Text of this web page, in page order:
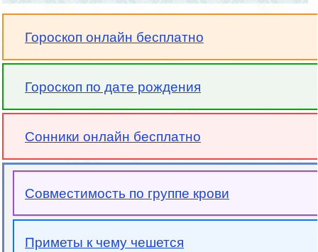
Гороскоп онлайн бесплатно
Гороскоп по дате рождения
Сонники онлайн бесплатно
Совместимость по группе крови
Приметы к чему чешется